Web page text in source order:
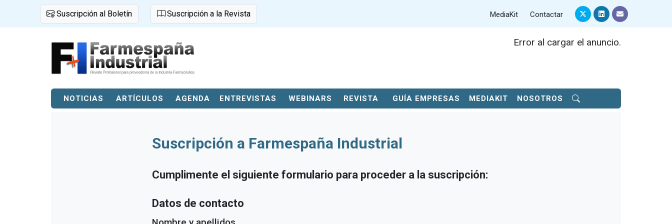
Suscripción al Boletín Suscripción a la Revista MediaKit Contactar
Error al cargar el anuncio.
NOTICIAS ARTÍCULOS AGENDA ENTREVISTAS WEBINARS REVISTA GUÍA EMPRESAS MEDIAKIT NOSOTROS
Suscripción a Farmespaña Industrial
Cumplimente el siguiente formulario para proceder a la suscripción:
Datos de contacto